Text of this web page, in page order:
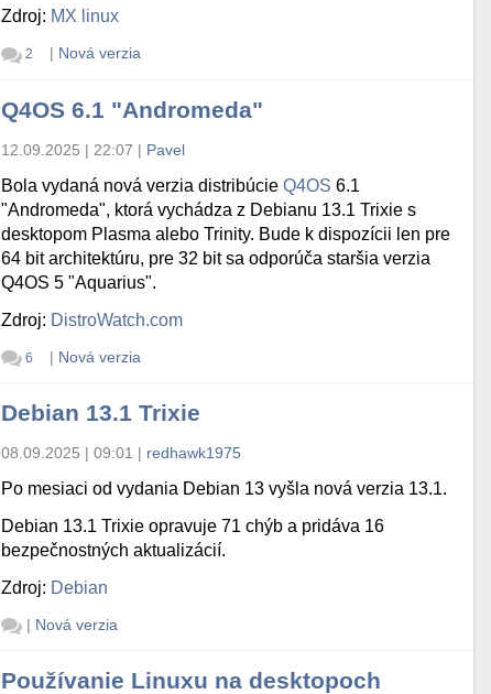
Zdroj: MX linux
2 | Nová verzia
Q4OS 6.1 "Andromeda"
12.09.2025 | 22:07 | Pavel
Bola vydaná nová verzia distribúcieQ4OS 6.1
"Andromeda", ktorá vychádza z Debianu 13.1 Trixie s
desktopom Plasma alebo Trinity. Bude k dispozícii len pre
64 bit architektúru, pre 32 bit sa odporúča staršia verzia
Q4OS 5 "Aquarius".
Zdroj: DistroWatch.com
6 | Nová verzia
Debian 13.1 Trixie
08.09.2025 | 09:01 | redhawk1975
Po mesiaci od vydania Debian 13 vyšla nová verzia 13.1.
Debian 13.1 Trixie opravuje 71 chýb a pridáva 16
bezpečnostných aktualizácií.
Zdroj: Debian
| Nová verzia
Používanie Linuxu na desktopoch